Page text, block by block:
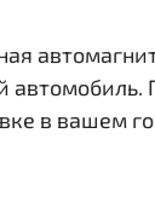
в вашем